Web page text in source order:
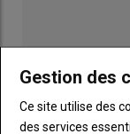
Gestion des
Ce site utilise des
des services